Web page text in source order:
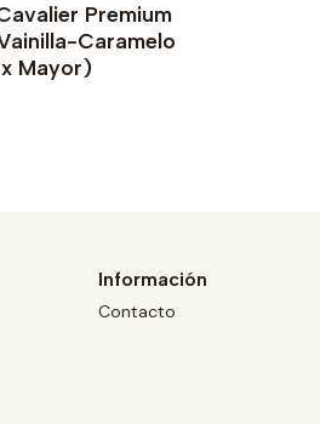
Premium
Caramelo
Mayor)
Información
Contacto